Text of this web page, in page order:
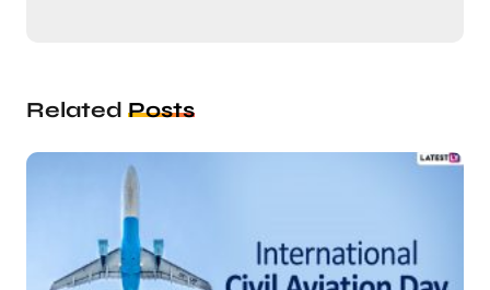
Related Posts